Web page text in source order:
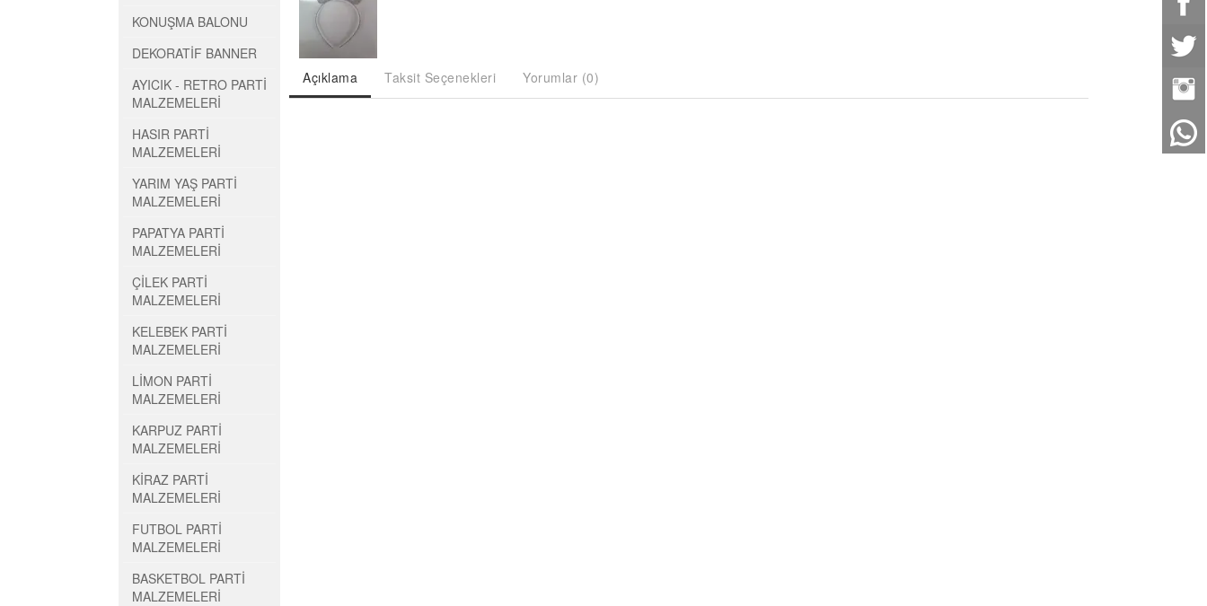
KONUŞMA BALONU
DEKORATİF BANNER
AYICIK - RETRO PARTİ
MALZEMELERİ
HASIR PARTİ
MALZEMELERİ
YARIM YAŞ PARTİ
MALZEMELERİ
PAPATYA PARTİ
MALZEMELERİ
ÇİLEK PARTİ
MALZEMELERİ
KELEBEK PARTİ
MALZEMELERİ
LİMON PARTİ
MALZEMELERİ
KARPUZ PARTİ
MALZEMELERİ
KİRAZ PARTİ
MALZEMELERİ
FUTBOL PARTİ
MALZEMELERİ
BASKETBOL PARTİ
MALZEMELERİ
Açıklama Taksit Seçenekleri Yorumlar (0)